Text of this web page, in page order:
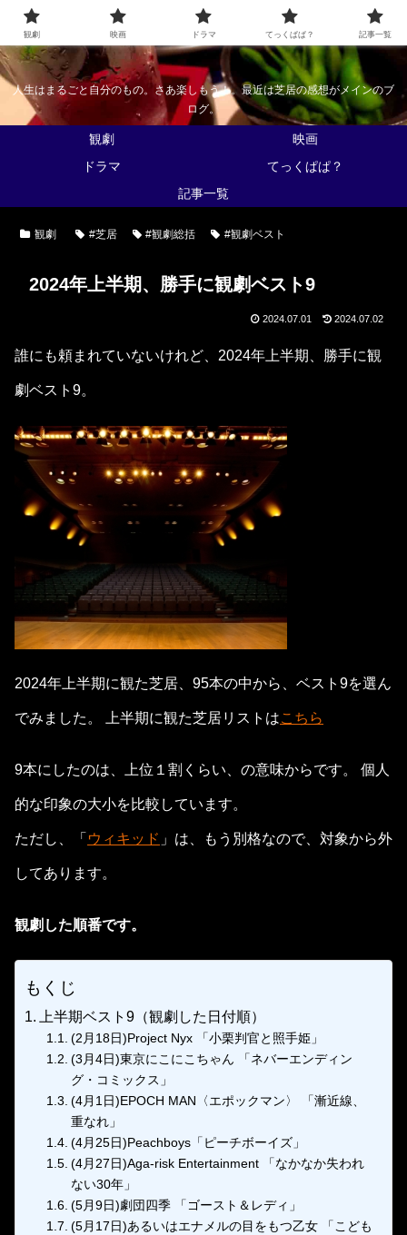
なんかくうかい
人生はまるごと自分のもの。さあ楽しもう！。最近は芝居の感想がメインのブ
ログ。
観劇
映画
ドラマ
てっくぱぱ？
記事一覧
観劇 #芝居 #観劇総括 #観劇ベスト
2024年上半期、勝手に観劇ベスト9
2024.07.01 2024.07.02
誰にも頼まれていないけれど、2024年上半期、勝手に観
劇ベスト9。
2024年上半期に観た芝居、95本の中から、ベスト9を選ん
でみました。 上半期に観た芝居リストはこちら
9本にしたのは、上位１割くらい、の意味からです。 個人
的な印象の大小を比較しています。
ただし、「 ウィキッド 」は、もう別格なので、対象から外
してあります。
観劇した順番です。
もくじ
上半期ベスト9（観劇した日付順）
(2月18日)Project Nyx 「小栗判官と照手姫」
(3月4日)東京にこにこちゃん 「ネバーエンディン
グ・コミックス」
(4月1日)EPOCH MAN〈エポックマン〉 「漸近線、
重なれ」
(4月25日)Peachboys「ピーチボーイズ」
(4月27日)Aga-risk Entertainment 「なかなか失われ
ない30年」
(5月9日)劇団四季 「ゴースト＆レディ」
(5月17日)あるいはエナメルの目をもつ乙女 「こども
観劇 映画 ドラマ てっくぱぱ？ 記事一覧